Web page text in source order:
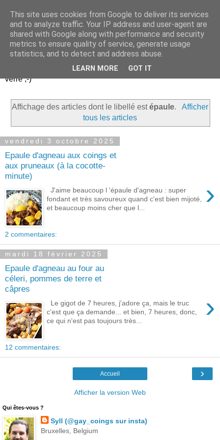
Un peu gay dans les
coings...
Découvrir le monde. Assiette après assiette. Verre après
verre ;-)
Affichage des articles dont le libellé estépaule.
Afficher
tous les articles
vendredi 3 octobre 2025
Epaule d'agneau aux coings et
aux pruneaux (à la cocotte-
minute)
›
J'aime beaucoup l 'épaule d'agneau : super
fondant et très savoureux quand c'est bien mijoté,
et beaucoup moins cher que l...
2 commentaires:
mardi 18 février 2025
Epaule d'agneau au four au
céleri, pommes de terre et
câpres
›
Le gigot de 7 heures, j'adore ça, mais le truc
c'est que ça demande... et bien, 7 heures, donc,
ce qui n'est pas toujours très...
12 commentaires:
›
Accueil
Afficher la version Web
Qui êtes-vous ?
Syll (@gay_coings sur insta)
Bruxelles, Belgium
This site uses cookies from Google to deliver its services
and to analyze traffic. Your IP address and user-agent are
shared with Google along with performance and security
metrics to ensure quality of service, generate usage
statistics, and to detect and address abuse.
LEARN MORE GOT IT